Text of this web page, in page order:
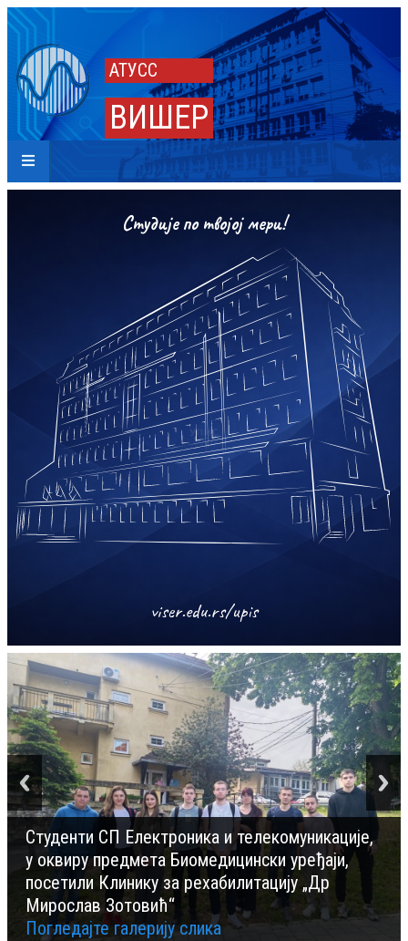
АТУСС
ВИШЕР
Студије по твојој мери!
viser.edu.rs/upis
Студенти СП Електроника и телекомуникације,
у оквиру предмета Биомедицински уређаји,
посетили Клинику за рехабилитацију „Др
Мирослав Зотовић“
Погледајте галерију слика